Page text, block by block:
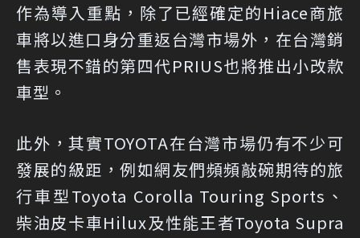
作為導入重點，除了已經確定的Hiace商旅
車將以進口身分重返台灣市場外，在台灣銷
售表現不錯的第四代PRIUS也將推出小改款
車型。
此外，其實TOYOTA在台灣市場仍有不少可
發展的級距，例如網友們頻頻敲碗期待的旅
行車型Toyota Corolla Touring Sports、
柴油皮卡車Hilux及性能王者Toyota Supra